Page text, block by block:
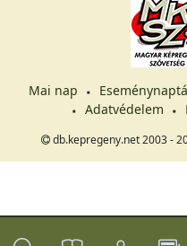
Mai nap
Adatvédelem
db.kepregeny.net 2003 -